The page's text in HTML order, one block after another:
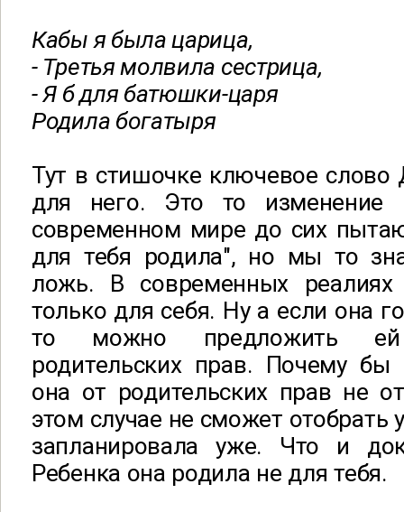
Кабы я была царица,
- Третья молвила сестрица,
- Я б для батюшки-царя
Родила богатыря
Тут в стишочке ключевое
для него. Это то изменение
современном мире до сих
для тебя родила", но мы то
ложь. В современных
только для себя. Ну а если она
то можно предложить ей
родительских прав. Почему бы
она от родительских прав не
этом случае не сможет отобрать
запланировала уже. Что и
Ребенка она родила не для тебя.